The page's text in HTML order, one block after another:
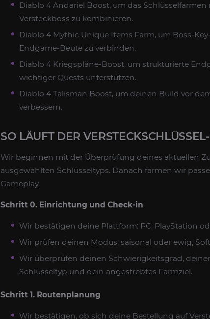
Diablo 4 Andariel Boost, um das
Versteckboss zu kombinieren.
Diablo 4 Mythic Unique Items Farm, um Boss-
Endgame-Beute zu verbinden.
Diablo 4 Kriegspläne-Boost, um strukturierte
wichtiger Quests unterstützen.
Diablo 4 Talisman Boost, um deinen Build vor
verbessern.
SO LÄUFT DER
Wir beginnen mit der Überprüfung deines aktuellen
ausgewählten Schlüsseltyps. Danach farmen wir
Gameplay.
Schritt 0. Einrichtung und Check-in
Wir bestätigen deine Plattform: PC, PlayStation
Wir prüfen deinen Modus: saisonal oder ewig,
Wir überprüfen deinen Schwierigkeitsgrad,
Schlüsseltyp und dein angestrebtes Farmziel.
Schritt 1. Routenplanung
Wir bestätigen, ob sich deine Bestellung auf